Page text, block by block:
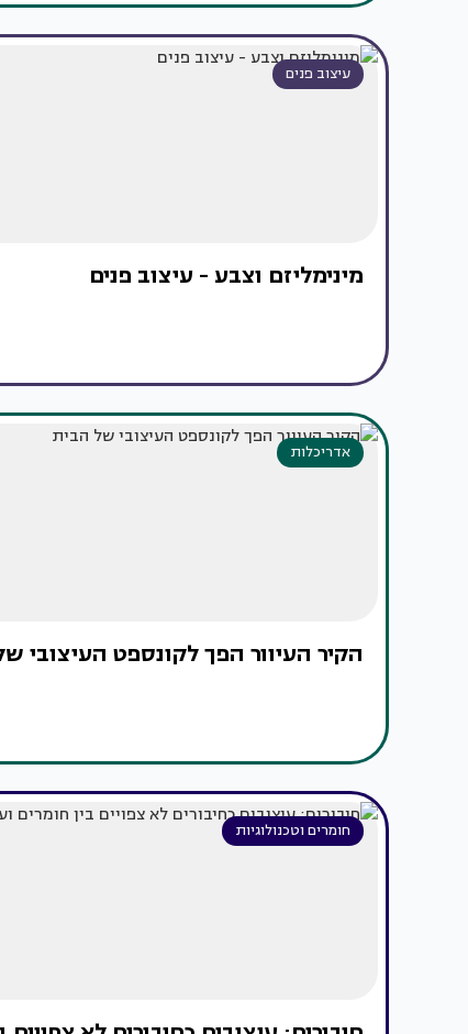
עיצוב פנים
מינימליזם וצבע - עיצוב פנים
אדריכלות
הקיר העיוור הפך לקונספט העיצובי
חומרים וטכנולוגיות